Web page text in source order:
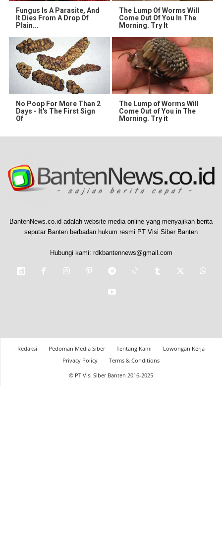
Fungus Is A Parasite, And
It Dies From A Drop Of
Plain...
The Lump Of Worms Will
Come Out Of You In The
Morning. Try It
No Poop For More Than 2
Days - It's The First Sign
Of
The Lump of Worms Will
Come Out of You in The
Morning. Try it
BantenNews.co.id adalah website media online yang menyajikan berita
seputar Banten berbadan hukum resmi PT Visi Siber Banten
Hubungi kami: rdkbantennews@gmail.com
Redaksi Pedoman Media Siber Tentang Kami
Lowongan Kerja
Privacy Policy
Terms & Conditions
© PT Visi Siber Banten 2016-2025